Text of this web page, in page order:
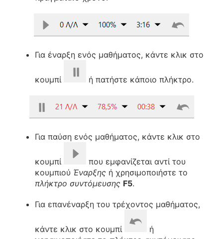
Για έναρξη ενός μαθήματος, κάντε κλικ στο
κουμπί ή πατήστε κάποιο πλήκτρο.
Για παύση ενός μαθήματος, κάντε κλικ στο
κουμπί
που εμφανίζεται αντί του
κουμπιού Έναρξης ή χρησιμοποιήστε το
πλήκτρο συντόμευσης F5.
Για επανέναρξη του τρέχοντος μαθήματος,
κάντε κλικ στο κουμπί
ή